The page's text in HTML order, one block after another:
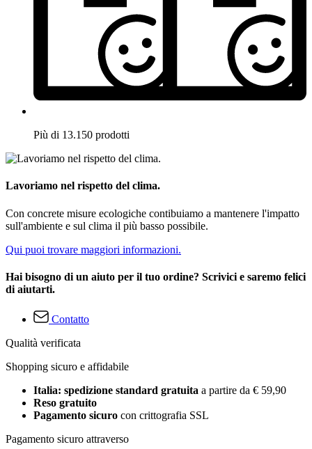
Più di 13.150 prodotti
Lavoriamo nel rispetto del clima.
Con concrete misure ecologiche contibuiamo a mantenere l'impatto
sull'ambiente e sul clima il più basso possibile.
Qui puoi trovare maggiori informazioni.
Hai bisogno di un aiuto per il tuo ordine? Scrivici e saremo felici
di aiutarti.
Contatto
Qualità verificata
Shopping sicuro e affidabile
Italia: spedizione standard gratuita a partire da € 59,90
Reso gratuito
Pagamento sicuro con crittografia SSL
Pagamento sicuro attraverso